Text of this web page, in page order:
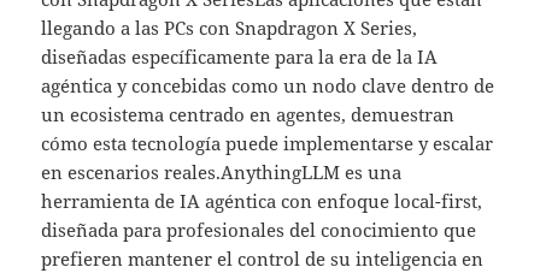
llegando a las PCs con Snapdragon X Series,
diseñadas específicamente para la era de la IA
agéntica y concebidas como un nodo clave dentro de
un ecosistema centrado en agentes, demuestran
cómo esta tecnología puede implementarse y escalar
en escenarios reales.AnythingLLM es una
herramienta de IA agéntica con enfoque local-first,
diseñada para profesionales del conocimiento que
prefieren mantener el control de su inteligencia en